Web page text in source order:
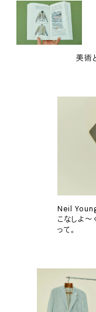
美術
Neil
こなしよ
って。